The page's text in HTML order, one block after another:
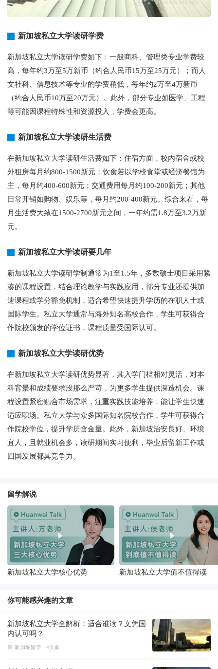
新加坡私立大学读研学费
新加坡私立大学读研学费如下：一般商科、管理类专业学费较
高，每年约3万至5万新币（约合人民币15万至25万元）；而人
文社科、信息技术等专业的学费稍低，每年约2万至4万新币
（约合人民币10万至20万元）。此外，部分专业如医学、工程
等可能因课程特殊性和资源投入，学费会更高。
新加坡私立大学读研生活费
在新加坡私立大学读研生活费如下：住宿方面，校内宿舍或校
外租房每月约800-1500新元；饮食若以学校食堂或经济餐馆为
主，每月约400-600新元；交通费用每月约100-200新元；其他
日常开销如购物、娱乐等，每月约200-400新元。综合来看，每
月生活费大致在1500-2700新元之间，一年约需1.8万至3.2万新
元。
新加坡私立大学读研要几年
新加坡私立大学读研学制通常为1至1.5年，多数硕士项目采用紧
凑的课程设置，结合理论教学与实践应用，部分专业还提供加
速课程或学分豁免机制，适合希望快速提升学历的在职人士或
国际学生。私立大学通常与海外知名高校合作，学生可获得合
作院校颁发的学位证书，课程质量受国际认可。
新加坡私立大学读研优势
在新加坡私立大学读研优势显著，其入学门槛相对灵活，对本
科背景和成绩要求没那么严苛，为更多学生提供深造机会。课
程设置紧密贴合市场需求，注重实践技能培养，能让学生快速
适应职场。私立大学与众多国际知名院校合作，学生可获得合
作院校学位，提升学历含金量。此外，新加坡治安良好、环境
宜人，且就业机会多，读研期间实习便利，毕业后留新工作或
回国发展都具竞争力。
留学解说
新加坡私立大学核心优势 新加坡私立大学值不值得读
你可能感兴趣的文章
新加坡私立大学全解析：适合谁读？文凭国
内认可吗？
新加坡留学 4天前